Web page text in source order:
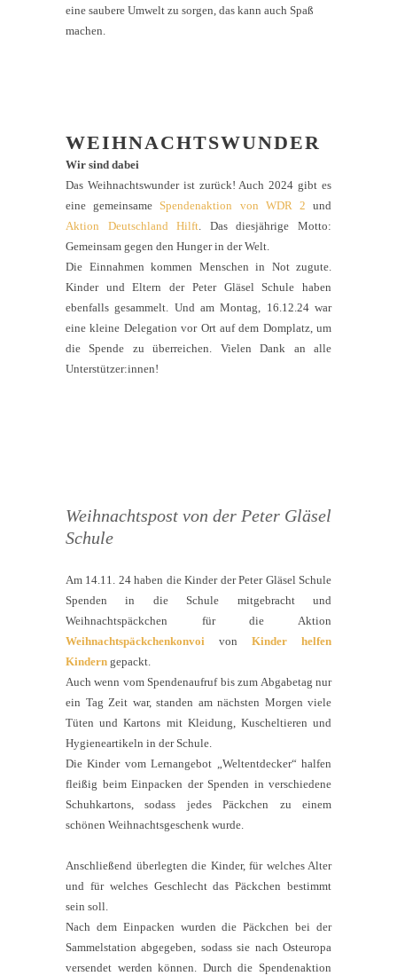
eine saubere Umwelt zu sorgen, das kann auch Spaß
machen.
WEIHNACHTSWUNDER
Wir sind dabei
Das Weihnachtswunder ist zurück! Auch 2024 gibt es
eine gemeinsame Spendenaktion von WDR 2 und
Aktion Deutschland Hilft . Das diesjährige Motto:
Gemeinsam gegen den Hunger in der Welt.
Die Einnahmen kommen Menschen in Not zugute.
Kinder und Eltern der Peter Gläsel Schule haben
ebenfalls gesammelt. Und am Montag, 16.12.24 war
eine kleine Delegation vor Ort auf dem Domplatz, um
die Spende zu überreichen. Vielen Dank an alle
Unterstützer:innen!
Weihnachtspost von der Peter Gläsel
Schule
Am 14.11. 24 haben die Kinder der Peter Gläsel Schule
Spenden in die Schule mitgebracht und
Weihnachtspäckchen für die Aktion
Weihnachtspäckchenkonvoi von Kinder helfen
Kindern gepackt.
Auch wenn vom Spendenaufruf bis zum Abgabetag nur
ein Tag Zeit war, standen am nächsten Morgen viele
Tüten und Kartons mit Kleidung, Kuscheltieren und
Hygieneartikeln in der Schule.
Die Kinder vom Lernangebot „Weltentdecker“ halfen
fleißig beim Einpacken der Spenden in verschiedene
Schuhkartons, sodass jedes Päckchen zu einem
schönen Weihnachtsgeschenk wurde.
Anschließend überlegten die Kinder, für welches Alter
und für welches Geschlecht das Päckchen bestimmt
sein soll.
Nach dem Einpacken wurden die Päckchen bei der
Sammelstation abgegeben, sodass sie nach Osteuropa
versendet werden können. Durch die Spendenaktion